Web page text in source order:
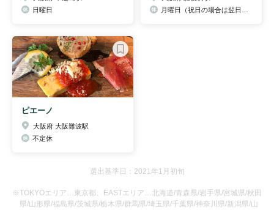
日曜日
ピエーノ
大阪府 大阪難波駅
不定休
選出基準日：2021年1月初旬
※TOKYOエリア…東京都、EASTエリア…北海道/青森県/岩手県/宮城県/秋田
県/山形県/福島県/茨城県/栃木県/群馬県/埼玉県/千葉県/神奈川県/新潟県/山